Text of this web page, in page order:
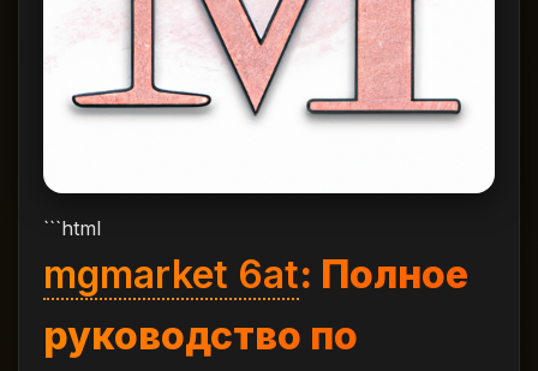
```html
mgmarket 6at: Полное
руководство по